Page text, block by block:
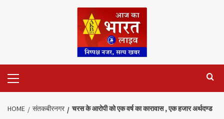
Menu
HOME संतकबीरनगर चरस के आरोपी को एक वर्ष का कारावास , एक हजार अर्थदण्ड